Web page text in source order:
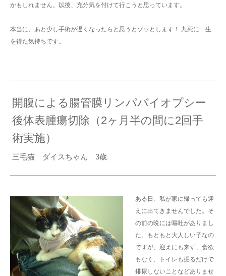
かもしれません。以後、充分気を付けて行こうと思っています。
本当に、あと少し手術が遅くなったらと思うとゾッとします！ 九死に一生
を得た気持ちです。
開腹による腸管膜リンパバイオプシー
後体表腫瘍切除（2ヶ月半の間に2回手
術実施）
三毛猫 ダイスちゃん 3歳
ある日、私が家に帰っても迎
えに出てきませんでした。そ
の前の晩には嘔吐がありまし
た。もともと大人しい子なの
ですが、迎えにも来ず、食欲
もなく、トイレも掘るだけで
排尿しないことなどありませ